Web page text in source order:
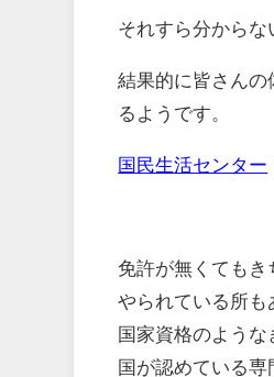
それすら分からな
結果的に皆さんの
るようです。
国民生活センター
免許が無くてもき
やられている所も
国家資格のような
国が認めている